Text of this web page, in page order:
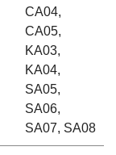
CA04,
CA05,
KA03,
KA04,
SA05,
SA06,
SA07, SA08